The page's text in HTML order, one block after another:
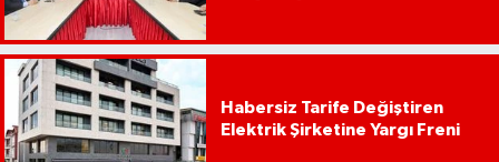
Habersiz Tarife Değiştiren
Elektrik Şirketine Yargı Freni